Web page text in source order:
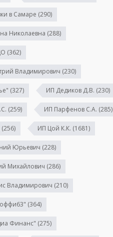
в Самаре (290)
Николаевна (288)
(362)
Владимирович (230)
(327) ИП Дедиков Д.В. (230)
(259) ИП Парфенов С.А. (285)
(256) ИП Цой К.К. (1681)
Юрьевич (228)
Михайлович (286)
Владимирович (210)
(364)
Финанс" (275)